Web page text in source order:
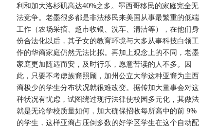
利和加大洛杉矶高达40%之多。墨西哥移民的家庭完全无
法竞争。老墨很多都是非法移民来美国从事最繁重的低端
工作（农场采摘、超市收银、洗车、清洁等），在他们身
份合法化以后，其子女的教育环境与大多从事科技白领工
作的华裔家庭仍然无法比拟。再加上观念上的不同，老墨
家庭更加随遇而安，及时行乐，愿意苦读的人不多。因
此，只要不考虑族裔照顾，加州公立大学这种亚裔为主西
裔极少的学生分布状况就很难改变。据传加大董事会对这
种状况有忧虑，试图绕过现行法律使校园多元化，其做法
就是无论学校质量如何，加大确保招收每所高中的前 9%
的学生，这样亚裔占压倒多数的好学区学生在这个自动配